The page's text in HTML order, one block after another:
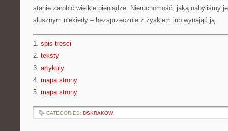
stanie zarobić wielkie pieniądze. Nieruchomość, jaką nabyliśmy
słusznym niekiedy – bezsprzecznie z zyskiem lub wynająć ją.
1. spis tresci
2. teksty
3. artykuly
4. mapa strony
5. mapa strony
CATEGORIES: DSKRAKOW